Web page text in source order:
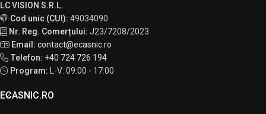
LC VISION S.R.L.
Cod unic (CUI): 49034090
Nr. Reg. Comerțului: J23/7208/2023
Email: contact@ecasnic.ro
Telefon: +40 724 726 194
Program:
L-V: 09:00 - 17:00
ECASNIC.RO